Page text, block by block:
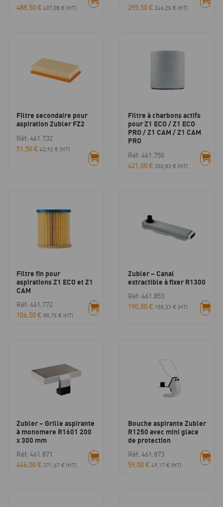
488,50€ 407,08 € (HT)
295,50€ 246,25 € (HT)
Filtre secondaire pour
aspiration Zubler FZ2
Réf: 461.732
51,50€ 42,92 € (HT)
Filtre à charbons actifs
pour Z1 ECO / Z1 ECO
PRO / Z1 CAM / Z1 CAM
PRO
Réf: 461.750
421,00€ 350,83 € (HT)
Filtre fin pour
aspirations Z1 ECO et Z1
CAM
Réf: 461.772
106,50€ 88,75 € (HT)
Zubler – Canal
extractible à fixer R1300
Réf: 461.853
190,00€ 158,33 € (HT)
Zubler – Grille aspirante
à monomere R1601 200
x 300 mm
Réf: 461.871
446,00€ 371,67 € (HT)
Bouche aspirante Zubler
R1250 avec mini glace
de protection
Réf: 461.873
59,00€ 49,17 € (HT)